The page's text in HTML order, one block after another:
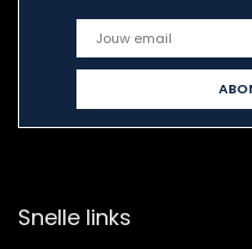
Snelle links